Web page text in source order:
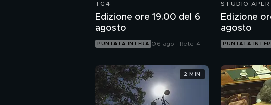
TG4
Edizione ore 19.00 del 6
agosto
PUNTATA INTERA 06 ago | Rete 4
STUDIO
Edizione
agosto
PUNTATA
2 MIN